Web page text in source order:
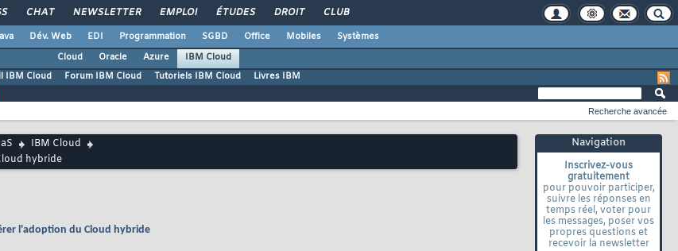
CHAT NEWSLETTER EMPLOI ÉTUDES DROIT CLUB
Dév. Web EDI Programmation SGBD Office Mobiles
Systèmes
Cloud
Oracle Azure
IBM Cloud
IBM Cloud
Forum IBM Cloud Tutoriels IBM Cloud Livres IBM
Navigation
Inscrivez-vous
gratuitement
pour pouvoir participer,
suivre les réponses en
temps réel, voter pour
les messages, poser vos
propres questions et
recevoir la newsletter
Recherche avancée
IBM Cloud
hybride
l'adoption du Cloud hybride